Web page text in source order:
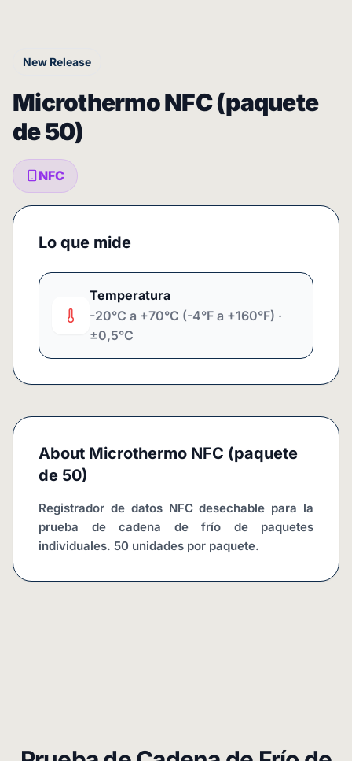
New Release
Microthermo NFC (paquete
de 50)
NFC
Lo que mide
Temperatura
-20°C a +70°C (-4°F a +160°F) ·
±0,5°C
About Microthermo NFC (paquete
de 50)
Registrador de datos NFC desechable para la
prueba de cadena de frío de paquetes
individuales. 50 unidades por paquete.